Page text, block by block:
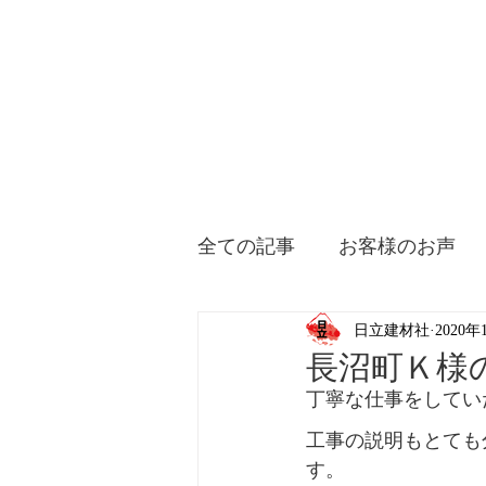
全ての記事 お客様のお声
長沼町Ｋ様
日立建材社 2020年
丁寧な仕事をしてい
工事の説明もとて
す。